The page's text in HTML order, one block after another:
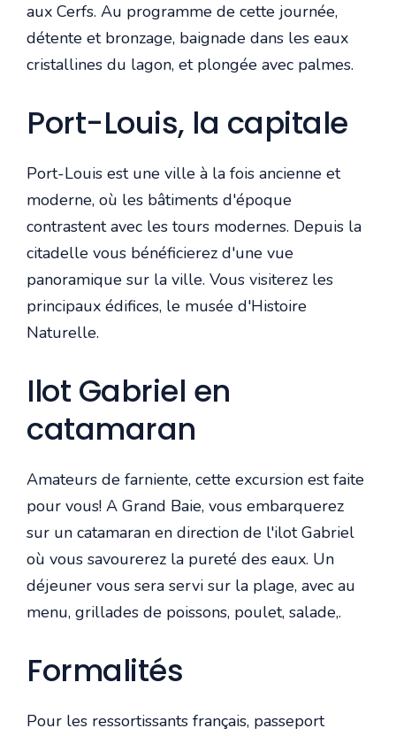
aux Cerfs. Au programme de cette journée,
détente et bronzage, baignade dans les eaux
cristallines du lagon, et plongée avec palmes.
Port-Louis, la capitale
Port-Louis est une ville à la fois ancienne et
moderne, où les bâtiments d'époque
contrastent avec les tours modernes. Depuis la
citadelle vous bénéficierez d'une vue
panoramique sur la ville. Vous visiterez les
principaux édifices, le musée d'Histoire
Naturelle.
Ilot Gabriel en
catamaran
Amateurs de farniente, cette excursion est faite
pour vous! A Grand Baie, vous embarquerez
sur un catamaran en direction de l'ilot Gabriel
où vous savourerez la pureté des eaux. Un
déjeuner vous sera servi sur la plage, avec au
menu, grillades de poissons, poulet, salade,.
Formalités
Pour les ressortissants français, passeport